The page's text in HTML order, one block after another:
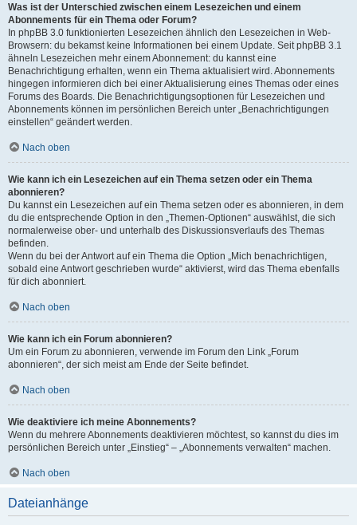
Was ist der Unterschied zwischen einem Lesezeichen und einem
Abonnements für ein Thema oder Forum?
In phpBB 3.0 funktionierten Lesezeichen ähnlich den Lesezeichen in Web-
Browsern: du bekamst keine Informationen bei einem Update. Seit phpBB 3.1
ähneln Lesezeichen mehr einem Abonnement: du kannst eine
Benachrichtigung erhalten, wenn ein Thema aktualisiert wird. Abonnements
hingegen informieren dich bei einer Aktualisierung eines Themas oder eines
Forums des Boards. Die Benachrichtigungsoptionen für Lesezeichen und
Abonnements können im persönlichen Bereich unter „Benachrichtigungen
einstellen“ geändert werden.
Nach oben
Wie kann ich ein Lesezeichen auf ein Thema setzen oder ein Thema
abonnieren?
Du kannst ein Lesezeichen auf ein Thema setzen oder es abonnieren, in dem
du die entsprechende Option in den „Themen-Optionen“ auswählst, die sich
normalerweise ober- und unterhalb des Diskussionsverlaufs des Themas
befinden.
Wenn du bei der Antwort auf ein Thema die Option „Mich benachrichtigen,
sobald eine Antwort geschrieben wurde“ aktivierst, wird das Thema ebenfalls
für dich abonniert.
Nach oben
Wie kann ich ein Forum abonnieren?
Um ein Forum zu abonnieren, verwende im Forum den Link „Forum
abonnieren“, der sich meist am Ende der Seite befindet.
Nach oben
Wie deaktiviere ich meine Abonnements?
Wenn du mehrere Abonnements deaktivieren möchtest, so kannst du dies im
persönlichen Bereich unter „Einstieg“ – „Abonnements verwalten“ machen.
Nach oben
Dateianhänge